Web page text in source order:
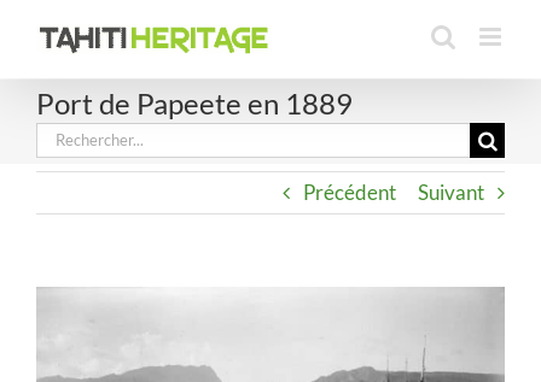
Port de Papeete en 1889
Rechercher:
Précédent Suivant